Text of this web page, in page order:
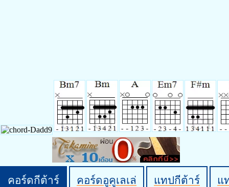
คอร์ดกีต้าร์ คอร์ดอูคูเลเล่ แทปกีต้าร์ แ